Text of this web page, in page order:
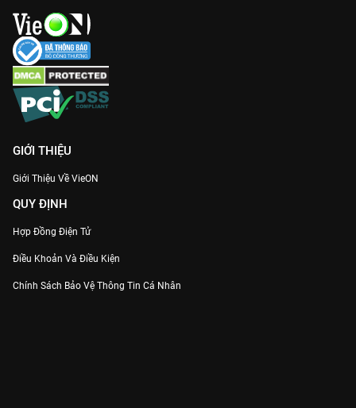
GIỚI THIỆU
Giới Thiệu Về VieON
QUY ĐỊNH
Hợp Đồng Điện Tử
Điều Khoản Và Điều Kiện
Chính Sách Bảo Vệ Thông Tin Cá Nhân